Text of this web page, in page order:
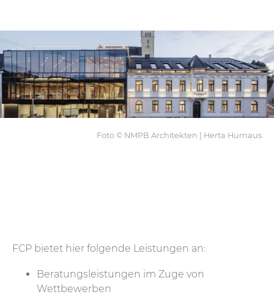
Foto © NMPB Architekten | Herta Hurnaus
FCP bietet hier folgende Leistungen an:
Beratungsleistungen im Zuge von
Wettbewerben